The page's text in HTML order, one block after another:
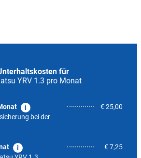
für
YRV 1.3 pro Monat
bei der
€ 25,00
€ 7,25